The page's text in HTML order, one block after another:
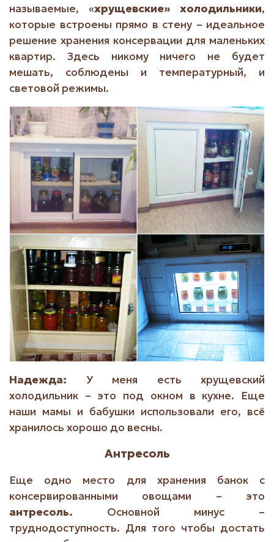
называемые, «хрущевские» холодильники,
которые встроены прямо в стену – идеальное
решение хранения консервации для маленьких
квартир. Здесь никому ничего не будет
мешать, соблюдены и температурный, и
световой режимы.
Надежда: У меня есть хрущевский
холодильник – это под окном в кухне. Еще
наши мамы и бабушки использовали его, всё
хранилось хорошо до весны.
Антресоль
Еще одно место для хранения банок с
консервированными овощами – это
антресоль. Основной минус –
труднодоступность. Для того чтобы достать